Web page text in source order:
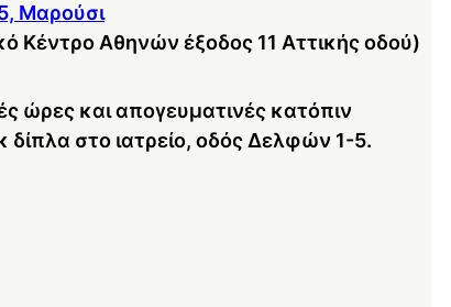
Μαρούσι
Κέντρο Αθηνών έξοδος 11 Αττικής οδού)
ώρες και απογευματινές κατόπιν
στο ιατρείο, οδός Δελφών 1-5.